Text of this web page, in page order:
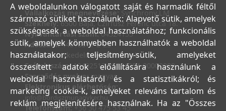
Vállalkozás megnevezése: Synchrony LM
Székhely:6500 Baja, Czirfusz Ferenc utca 18.
Nyilvántartási szám:04524155
Adószám:44018371-2-23
Bank:Kereskedelmi és Hitelbank
Számlaszám:10402513-25154254-00000000
Szerződés nyelve:magyar
Elektronikus elérhetőség:
info@bordiszmunagyker.hu
Telefonszám: +36 30 475 53 45
A weboldalunkon válogatott saját és harmadik féltől
származó sütiket használunk: Alapvető sütik, amelyek
szükségesek a weboldal használatához; funkcionális
sütik, amelyek könnyebben használhatók a weboldal
használatakor; teljesítmény-sütik, amelyeket
összesített adatok előállítására használunk a
weboldal használatáról és a statisztikákról; és
marketing cookie-k, amelyeket releváns tartalom és
reklám megjelenítésére használnak. Ha az "Összes